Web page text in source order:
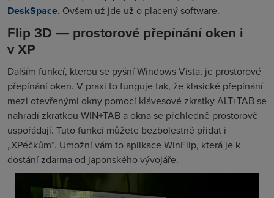
DeskSpace. Ovšem už jde už o placený software.
Flip 3D ― prostorové přepínání oken i
v XP
Dalším funkcí, kterou se pyšní Windows Vista, je prostorové
přepínání oken. V praxi to funguje tak, že klasické přepínání
mezi otevřenými okny pomocí klávesové zkratky ALT+TAB se
nahradí zkratkou WIN+TAB a okna se přehledně prostorově
uspořádají. Tuto funkci můžete bezbolestně přidat i
„XPéčkům“. Umožní vám to aplikace WinFlip, která je k
dostání zdarma od japonského vývojáře.